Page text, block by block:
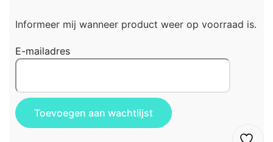
Informeer mij wanneer product weer op voorraad is.
E-mailadres